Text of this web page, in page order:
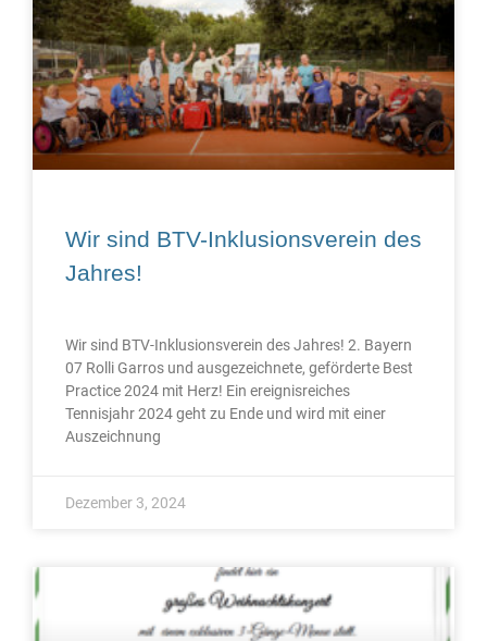
Wir sind BTV-Inklusionsverein des
Jahres!
Wir sind BTV-Inklusionsverein des Jahres! 2. Bayern
07 Rolli Garros und ausgezeichnete, geförderte Best
Practice 2024 mit Herz! Ein ereignisreiches
Tennisjahr 2024 geht zu Ende und wird mit einer
Auszeichnung
Dezember 3, 2024